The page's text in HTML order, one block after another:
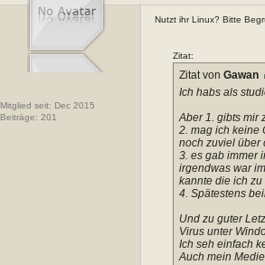
Mitglied seit: Dec 2015
Beiträge: 201
Nutzt ihr Linux? Bitte
Zitat:
Zitat von Gawan
Ich habs als
Aber 1. gibts mir
2. mag ich keine
noch zuviel über
3. es gab immer
irgendwas war
kannte die ich
4. Spätestens
Und zu guter
Virus unter
Ich seh einfach
Auch mein